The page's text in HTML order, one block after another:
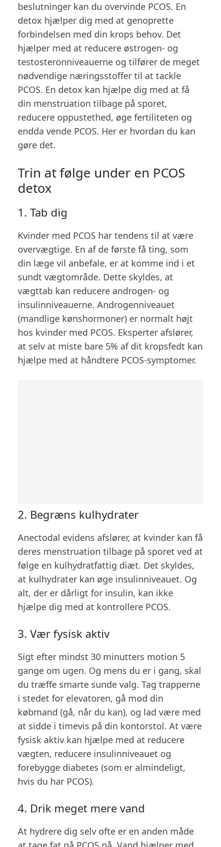
beslutninger kan du overvinde PCOS. En
detox hjælper dig med at genoprette
forbindelsen med din krops behov. Det
hjælper med at reducere østrogen- og
testosteronniveauerne og tilfører de meget
nødvendige næringsstoffer til at tackle
PCOS. En detox kan hjælpe dig med at få
din menstruation tilbage på sporet,
reducere oppustethed, øge fertiliteten og
endda vende PCOS. Her er hvordan du kan
gøre det.
Trin at følge under en PCOS
detox
1. Tab dig
Kvinder med PCOS har tendens til at være
overvægtige. En af de første få ting, som
din læge vil anbefale, er at komme ind i et
sundt vægtområde. Dette skyldes, at
vægttab kan reducere androgen- og
insulinniveauerne. Androgenniveauet
(mandlige kønshormoner) er normalt højt
hos kvinder med PCOS. Eksperter afslører,
at selv at miste bare 5% af dit kropsfedt kan
hjælpe med at håndtere PCOS-symptomer.
2. Begræns kulhydrater
Anectodal evidens afslører, at kvinder kan få
deres menstruation tilbage på sporet ved at
følge en kulhydratfattig diæt. Det skyldes,
at kulhydrater kan øge insulinniveauet. Og
alt, der er dårligt for insulin, kan ikke
hjælpe dig med at kontrollere PCOS.
3. Vær fysisk aktiv
Sigt efter mindst 30 minutters motion 5
gange om ugen. Og mens du er i gang, skal
du træffe smarte sunde valg. Tag trapperne
i stedet for elevatoren, gå mod din
købmand (gå, når du kan), og lad være med
at sidde i timevis på din kontorstol. At være
fysisk aktiv kan hjælpe med at reducere
vægten, reducere insulinniveauet og
forebygge diabetes (som er almindeligt,
hvis du har PCOS).
4. Drik meget mere vand
At hydrere dig selv ofte er en anden måde